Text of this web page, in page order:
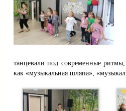
танцевали под современные ритмы,
как «музыкальная шляпа»,